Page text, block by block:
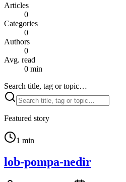
Articles
0
Categories
0
Authors
0
Avg. read
0 min
Search title, tag or topic…
Featured story
1 min
lob-pompa-nedir